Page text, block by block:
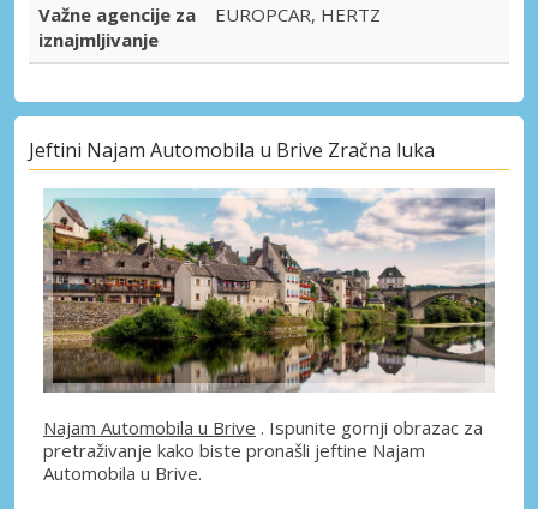
Važne agencije za
iznajmljivanje
EUROPCAR, HERTZ
Jeftini Najam Automobila u Brive Zračna luka
Najam Automobila u Brive . Ispunite gornji obrazac za
pretraživanje kako biste pronašli jeftine Najam
Automobila u Brive.